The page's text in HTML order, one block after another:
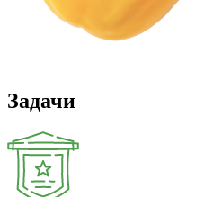
Задачи